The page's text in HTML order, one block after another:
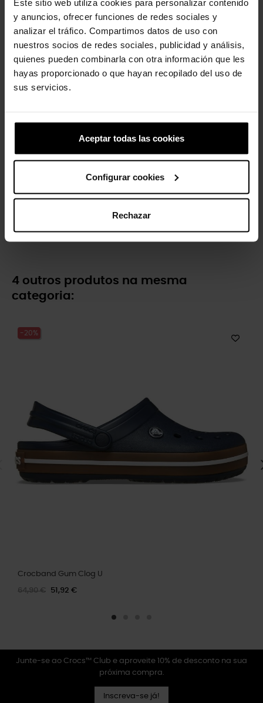
Este sitio web utiliza cookies para personalizar contenido
y anuncios, ofrecer funciones de redes sociales y
analizar el tráfico. Compartimos datos de uso con
nuestros socios de redes sociales, publicidad y análisis,
quienes pueden combinarla con otra información que les
hayas proporcionado o que hayan recopilado del uso de
sus servicios.
Aceptar todas las cookies
Configurar cookies
Rechazar
Patinho de borracha
4,99 € 3,99 €
Gol de borboleta colorida
5,99 € 4,79 €
4,99 € 3,99 €
Capitão América 3
4,99 € 3,99 €
4 outros produtos na mesma
categoria:
-20%
Crocband Gum Clog U
64,90 € 51,92 €
Junte-se ao Crocs™ Club e aproveite 10% de desconto na sua
próxima compra.
Inscreva-se já!